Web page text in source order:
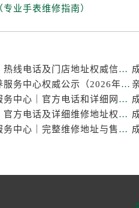
业手表维修指南）
成都劳力士官方售后服务中心｜热线电话及门店地址权威信息公示（2026年7月最新）
成都劳力士维修点专业售后保养服务中心权威公示（2026年7月最新）
亲身探访成都劳力士官方售后服务中心｜官方电话和详细网点地址（2026年7月最新）
成都劳力士官方售后服务中心｜官方电话及详细维修地址权威信息公示（2026年7月最新）
亲身探访成都劳力士官方售后服务中心｜完整维修地址与售后热线（2026年7月最新）